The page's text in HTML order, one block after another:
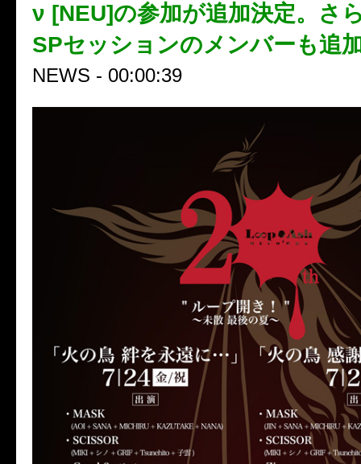
ν [NEU]の参加が追加決定。さ
SPセッションのメンバーも追
NEWS - 00:00:39